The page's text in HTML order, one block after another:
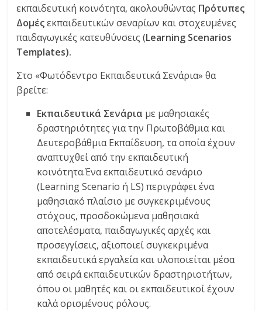
εκπαιδευτική κοινότητα, ακολουθώντας Πρότυπες
Δομέςεκπαιδευτικών σεναρίων και στοχευμένες
παιδαγωγικές κατευθύνσεις (Learning Scenarios
Templates).
Στο «Φωτόδεντρο Εκπαιδευτικά Σενάρια» θα
βρείτε:
Εκπαιδευτικά Σενάρια με μαθησιακές
δραστηριότητες για την Πρωτοβάθμια και
Δευτεροβάθμια Εκπαίδευση, τα οποία έχουν
αναπτυχθεί από την εκπαιδευτική
κοινότητα.Ένα εκπαιδευτικό σενάριο
(Learning Scenario ή LS) περιγράφει ένα
μαθησιακό πλαίσιο με συγκεκριμένους
στόχους, προσδοκώμενα μαθησιακά
αποτελέσματα, παιδαγωγικές αρχές και
προσεγγίσεις, αξιοποιεί συγκεκριμένα
εκπαιδευτικά εργαλεία και υλοποιείται μέσα
από σειρά εκπαιδευτικών δραστηριοτήτων,
όπου οι μαθητές και οι εκπαιδευτικοί έχουν
καλά ορισμένους ρόλους.